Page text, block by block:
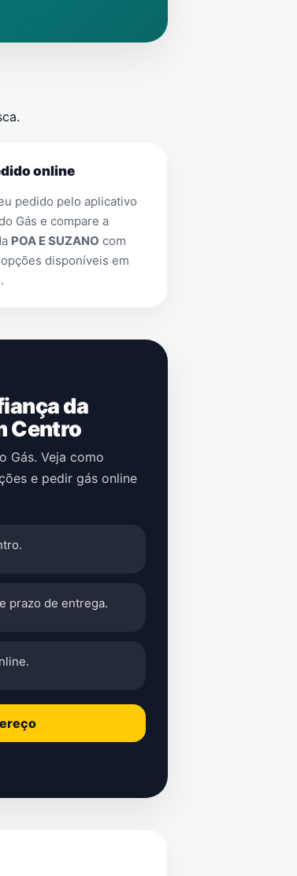
online
pedido pelo aplicativo
Gás e compare a
POA E SUZANO com
disponíveis em
.
da
Centro
Gás. Veja como
e pedir gás online
prazo de entrega.